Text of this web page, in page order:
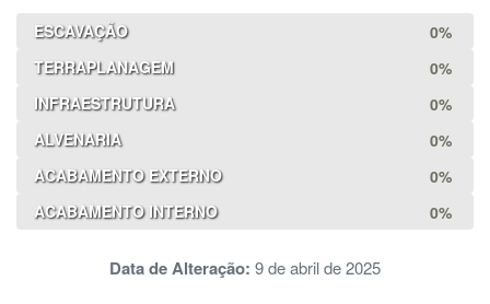
ESCAVAÇÃO
0%
TERRAPLANAGEM
0%
INFRAESTRUTURA
0%
ALVENARIA
0%
ACABAMENTO EXTERNO
0%
ACABAMENTO INTERNO
0%
Data de Alteração: 9 de abril de 2025